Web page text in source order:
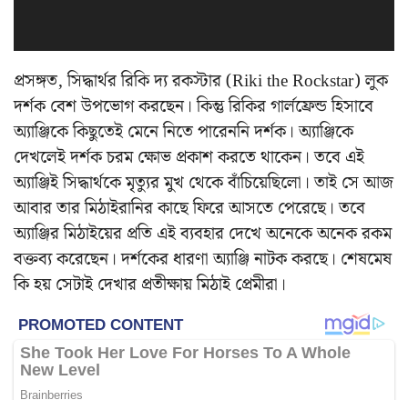
প্রসঙ্গত, সিদ্ধার্থর রিকি দ্য রকস্টার (Riki the Rockstar) লুক
দর্শক বেশ উপভোগ করছেন। কিন্তু রিকির গার্লফ্রেন্ড হিসাবে
অ্যাঞ্জিকে কিছুতেই মেনে নিতে পারেননি দর্শক। অ্যাঞ্জিকে
দেখলেই দর্শক চরম ক্ষোভ প্রকাশ করতে থাকেন। তবে এই
অ্যাঞ্জিই সিদ্ধার্থকে মৃত্যুর মুখ থেকে বাঁচিয়েছিলো। তাই সে আজ
আবার তার মিঠাইরানির কাছে ফিরে আসতে পেরেছে। তবে
অ্যাঞ্জির মিঠাইয়ের প্রতি এই ব্যবহার দেখে অনেকে অনেক রকম
বক্তব্য করেছেন। দর্শকের ধারণা অ্যাঞ্জি নাটক করছে। শেষমেষ
কি হয় সেটাই দেখার প্রতীক্ষায় মিঠাই প্রেমীরা।